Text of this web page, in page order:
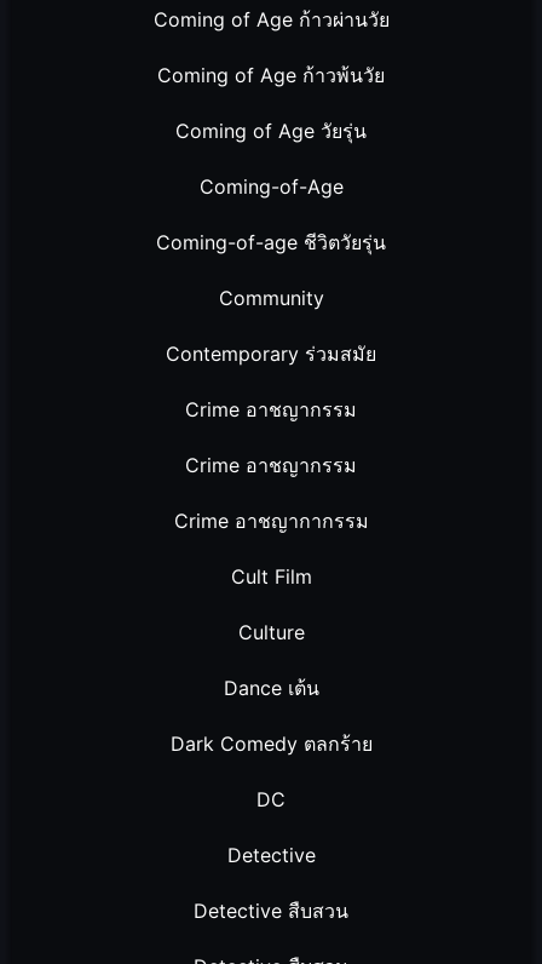
Coming of Age ก้าวผ่านวัย
Coming of Age ก้าวพ้นวัย
Coming of Age วัยรุ่น
Coming-of-Age
Coming-of-age ชีวิตวัยรุ่น
Community
Contemporary ร่วมสมัย
Crime อาชญากรรม
Crime อาชญากรรม
Crime อาชญากากรรม
Cult Film
Culture
Dance เต้น
Dark Comedy ตลกร้าย
DC
Detective
Detective สืบสวน